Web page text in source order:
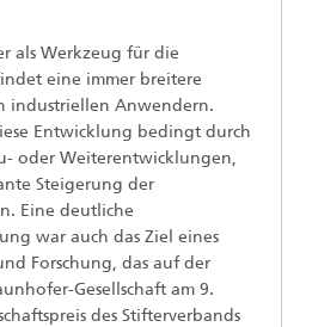
als Werkzeug für die
eine immer breitere
industriellen Anwendern.
Entwicklung bedingt durch
oder Weiterentwicklungen,
Steigerung der
Eine deutliche
war auch das Ziel eines
Forschung, das auf der
Gesellschaft am 9.
des Stifterverbands